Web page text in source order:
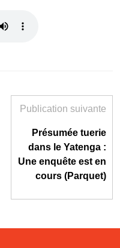
Publication suivante
Présumée tuerie
dans le Yatenga :
Une enquête est en
cours (Parquet)